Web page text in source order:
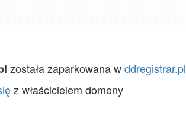
została zaparkowana wddregistrar.pl
z właścicielem domeny